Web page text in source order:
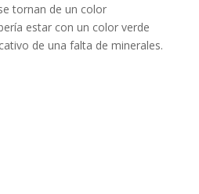
tornan de un color
estar con un color verde
de una falta de minerales.